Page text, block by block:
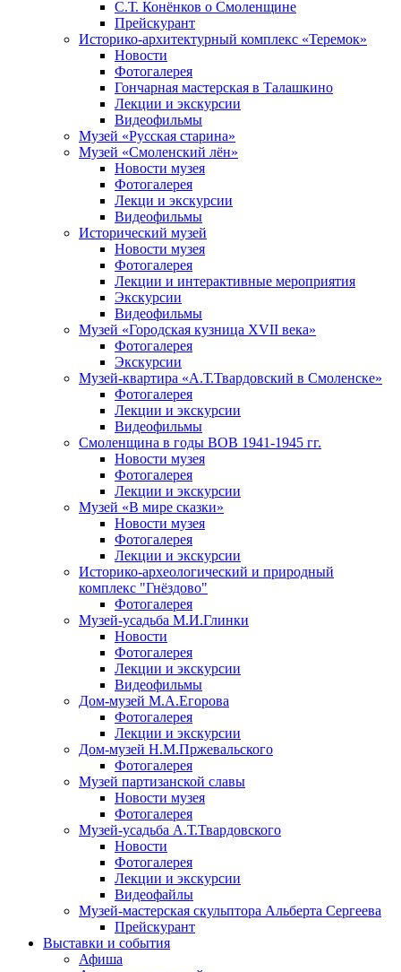
С.Т. Конёнков о Смоленщине
Прейскурант
Историко-архитектурный комплекс «Теремок»
Новости
Фотогалерея
Гончарная мастерская в Талашкино
Лекции и экскурсии
Видеофильмы
Музей «Русская старина»
Музей «Смоленский лён»
Новости музея
Фотогалерея
Лекци и экскурсии
Видеофильмы
Исторический музей
Новости музея
Фотогалерея
Лекции и интерактивные мероприятия
Экскурсии
Видеофильмы
Музей «Городская кузница XVII века»
Фотогалерея
Экскурсии
Музей-квартира «А.Т.Твардовский в Смоленске»
Фотогалерея
Лекции и экскурсии
Видеофильмы
Смоленщина в годы ВОВ 1941-1945 гг.
Новости музея
Фотогалерея
Лекции и экскурсии
Музей «В мире сказки»
Новости музея
Фотогалерея
Лекции и экскурсии
Историко-археологический и природный
комплекс "Гнёздово"
Фотогалерея
Музей-усадьба М.И.Глинки
Новости
Фотогалерея
Лекции и экскурсии
Видеофильмы
Дом-музей М.А.Егорова
Фотогалерея
Лекции и экскурсии
Дом-музей Н.М.Пржевальского
Фотогалерея
Музей партизанской славы
Новости музея
Фотогалерея
Музей-усадьба А.Т.Твардовского
Новости
Фотогалерея
Лекции и экскурсии
Видеофайлы
Музей-мастерская скульптора Альберта Сергеева
Прейскурант
Выставки и события
Афиша